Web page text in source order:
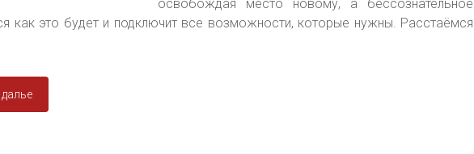
освобождая место новому, а бессознательное
как это будет и подключит все возможности, которые нужны. Расстаёмся